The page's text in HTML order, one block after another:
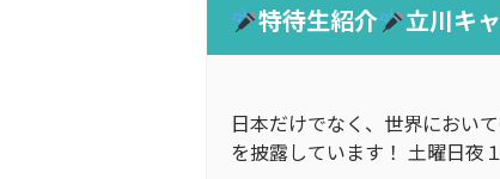
特待生紹介 立川キ
日本だけでなく、世界におい
を披露しています！ 土曜日夜